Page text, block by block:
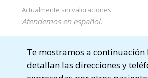
Actualmente sin valoraciones
Atendemos en español.
Te mostramos a
detallan las direcciones y